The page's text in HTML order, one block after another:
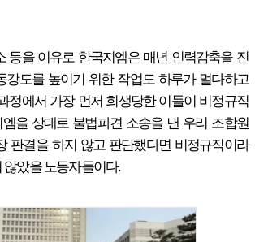
등을 이유로 한국지엠은 매년 인력감축을 진
강도를 높이기 위한 작업도 하루가 멀다하고
정에서 가장 먼저 희생당한 이들이 비정규직
을 상대로 불법파견 소송을 낸 우리 조합원
판결을 하지 않고 판단했다면 비정규직이라
않았을 노동자들이다.